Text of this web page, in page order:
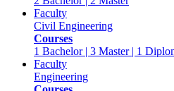
Faculty
Civil Engineering
Courses
1 Bachelor | 3 Master | 1
Faculty
Engineering